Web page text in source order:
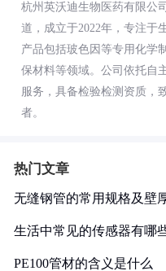
杭州英沃迪生物医药有限公
道，成立于2022年，专注于
产品包括玻色因等专用化学
保材料等领域。公司依托自
服务，具备检验检测资质，
者。
热门文章
无缝钢管的常用规格及壁
生活中常见的传感器有哪
PE100管材的含义是什么